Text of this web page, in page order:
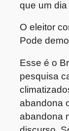
que um dia
O eleitor
Pode
Esse é o
pesquisa
abandona
abandona